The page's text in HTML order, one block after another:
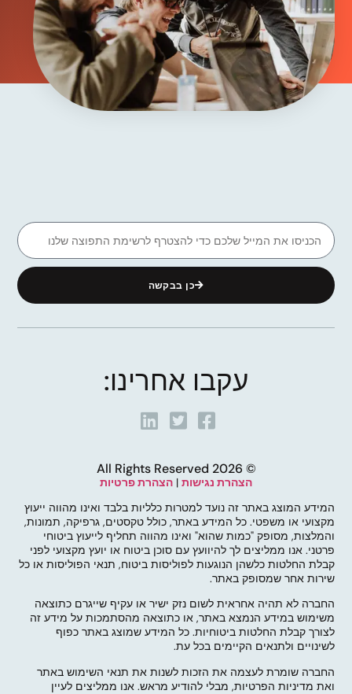
כן בבקשה
עקבו אחרינו:
© 2026 All Rights Reserved
הצהרת נגישות | הצהרת פרטיות
המידע המוצג באתר זה נועד למטרות כלליות בלבד ואינו מהווה ייעוץ
מקצועי או משפטי. כל המידע באתר, כולל טקסטים, גרפיקה, תמונות,
והמלצות, מסופק "כמות שהוא" ואינו מהווה תחליף לייעוץ ביטוחי
פרטני. אנו ממליצים לך להיוועץ עם סוכן ביטוח או יועץ מקצועי לפני
קבלת החלטות כלשהן הנוגעות לפוליסות ביטוח, תנאי הפוליסות או כל
שירות אחר שמסופק באתר.
החברה לא תהיה אחראית לשום נזק ישיר או עקיף שייגרם כתוצאה
משימוש במידע הנמצא באתר, או כתוצאה מהסתמכות על מידע זה
לצורך קבלת החלטות ביטוחיות. כל המידע שמוצג באתר כפוף
לשינויים ולתנאים הקיימים בכל עת.
החברה שומרת לעצמה את הזכות לשנות את תנאי השימוש באתר
ואת מדיניות הפרטיות, מבלי להודיע מראש. אנו ממליצים לעיין